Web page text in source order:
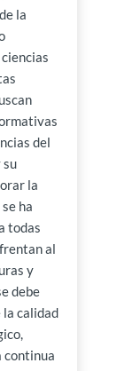
la
del
su
la
ha
todas
al
y
debe
la calidad
continua